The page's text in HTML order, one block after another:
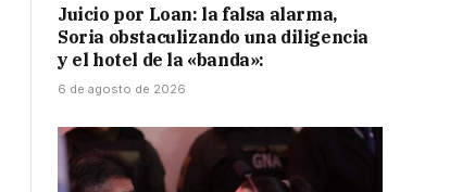
Juicio por Loan: la falsa alarma,
Soria obstaculizando una diligencia
y el hotel de la «banda»:
6 de agosto de 2026